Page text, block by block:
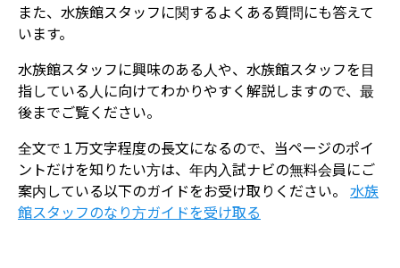
また、水族館スタッフに関するよくある質問にも答えて
います。
水族館スタッフに興味のある人や、水族館スタッフを目
指している人に向けてわかりやすく解説しますので、最
後までご覧ください。
全文で１万文字程度の長文になるので、当ページのポイ
ントだけを知りたい方は、年内入試ナビの無料会員にご
案内している以下のガイドをお受け取りください。 水族
館スタッフのなり方ガイドを受け取る